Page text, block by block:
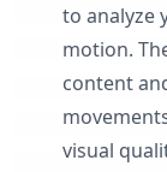
to analyze
motion.
content
visual